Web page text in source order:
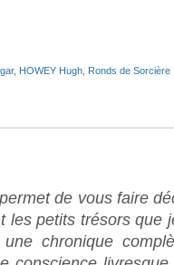
, HOWEY Hugh Ronds de Sorcière
de vous faire
les petits trésors que
chronique